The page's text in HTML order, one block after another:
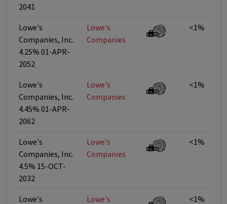
2041
Lowe's
Companies, Inc.
4.25% 01-APR-
2052
Lowe's
Companies
<1%
Lowe's
Companies, Inc.
4.45% 01-APR-
2062
Lowe's
Companies
<1%
Lowe's
Companies, Inc.
4.5% 15-OCT-
2032
Lowe's
Companies
<1%
Lowe's
Lowe's
<1%